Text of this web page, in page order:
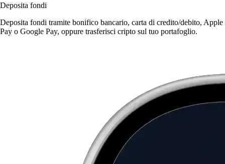
Deposita fondi
Deposita fondi tramite bonifico bancario, carta di credito/debito, Apple
Pay o Google Pay, oppure trasferisci cripto sul tuo portafoglio.